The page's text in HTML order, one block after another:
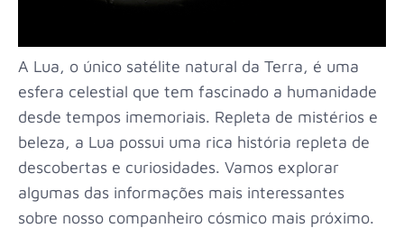
A Lua, o único satélite natural da Terra, é uma
esfera celestial que tem fascinado a humanidade
desde tempos imemoriais. Repleta de mistérios e
beleza, a Lua possui uma rica história repleta de
descobertas e curiosidades. Vamos explorar
algumas das informações mais interessantes
sobre nosso companheiro cósmico mais próximo.